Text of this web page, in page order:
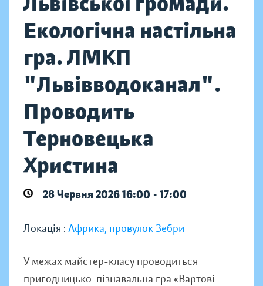
Екологічна настільна
гра. ЛМКП
"Львівводоканал".
Проводить
Терновецька
Христина
28 Червня 2026 16:00 - 17:00
Локація : Африка, провулок Зебри
У межах майстер-класу проводиться
пригодницько-пізнавальна гра «Вартові